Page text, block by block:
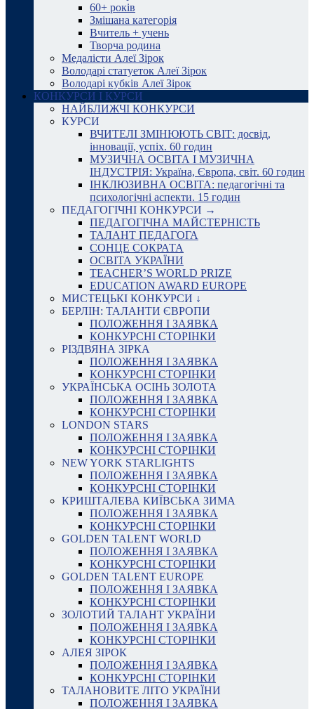
60+ років
Змішана категорія
Вчитель + учень
Творча родина
Медалісти Алеї Зірок
Володарі статуеток Алеї Зірок
Володарі кубків Алеї Зірок
КОНКУРСИ І КУРСИ
НАЙБЛИЖЧІ КОНКУРСИ
КУРСИ
ВЧИТЕЛІ ЗМІНЮЮТЬ СВІТ: досвід,
інновації, успіх. 60 годин
МУЗИЧНА ОСВІТА І МУЗИЧНА
ІНДУСТРІЯ: Україна, Європа, світ. 60 годин
ІНКЛЮЗИВНА ОСВІТА: педагогічні та
психологічні аспекти. 15 годин
ПЕДАГОГІЧНІ КОНКУРСИ →
ПЕДАГОГІЧНА МАЙСТЕРНІСТЬ
ТАЛАНТ ПЕДАГОГА
СОНЦЕ СОКРАТА
ОСВІТА УКРАЇНИ
TEACHER’S WORLD PRIZE
EDUCATION AWARD EUROPE
МИСТЕЦЬКІ КОНКУРСИ ↓
БЕРЛІН: ТАЛАНТИ ЄВРОПИ
ПОЛОЖЕННЯ І ЗАЯВКА
КОНКУРСНІ СТОРІНКИ
РІЗДВЯНА ЗІРКА
ПОЛОЖЕННЯ І ЗАЯВКА
КОНКУРСНІ СТОРІНКИ
УКРАЇНСЬКА ОСІНЬ ЗОЛОТА
ПОЛОЖЕННЯ І ЗАЯВКА
КОНКУРСНІ СТОРІНКИ
LONDON STARS
ПОЛОЖЕННЯ І ЗАЯВКА
КОНКУРСНІ СТОРІНКИ
NEW YORK STARLIGHTS
ПОЛОЖЕННЯ І ЗАЯВКА
КОНКУРСНІ СТОРІНКИ
КРИШТАЛЕВА КИЇВСЬКА ЗИМА
ПОЛОЖЕННЯ І ЗАЯВКА
КОНКУРСНІ СТОРІНКИ
GOLDEN TALENT WORLD
ПОЛОЖЕННЯ І ЗАЯВКА
КОНКУРСНІ СТОРІНКИ
GOLDEN TALENT EUROPE
ПОЛОЖЕННЯ І ЗАЯВКА
КОНКУРСНІ СТОРІНКИ
ЗОЛОТИЙ ТАЛАНТ УКРАЇНИ
ПОЛОЖЕННЯ І ЗАЯВКА
КОНКУРСНІ СТОРІНКИ
АЛЕЯ ЗІРОК
ПОЛОЖЕННЯ І ЗАЯВКА
КОНКУРСНІ СТОРІНКИ
ТАЛАНОВИТЕ ЛІТО УКРАЇНИ
ПОЛОЖЕННЯ І ЗАЯВКА